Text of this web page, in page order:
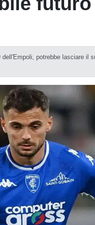
potrebbe lasciare il